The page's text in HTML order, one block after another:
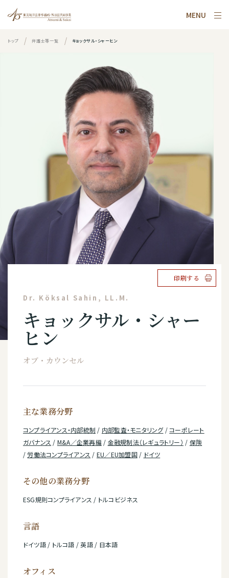
MENU
トップ 弁護士等一覧 キョックサル・シャーヒン
印刷する
Dr. Köksal Sahin, LL.M.
キョックサル・シャー
ヒン
オブ・カウンセル
主な業務分野
コンプライアンス・内部統制 / 内部監査・モニタリング/コーポレート
ガバナンス / M&A／企業再編 / 金融規制法（レギュラトリー） / 保険
/ 労働法コンプライアンス / EU／EU加盟国/ ドイツ
その他の業務分野
ESG規則コンプライアンス / トルコビジネス
言語
ドイツ語 / トルコ語 / 英語 / 日本語
オフィス